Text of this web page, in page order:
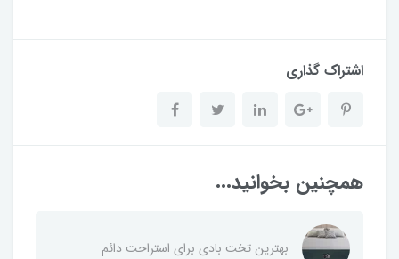
اشتراک گذاری
همچنین بخوانید...
بهترین تخت بادی برای استراحت دائم